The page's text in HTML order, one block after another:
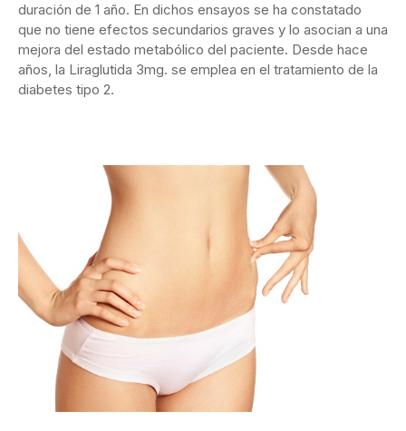
duración de 1 año. En dichos ensayos se ha constatado
que no tiene efectos secundarios graves y lo asocian a una
mejora del estado metabólico del paciente. Desde hace
años, la Liraglutida 3mg. se emplea en el tratamiento de la
diabetes tipo 2.